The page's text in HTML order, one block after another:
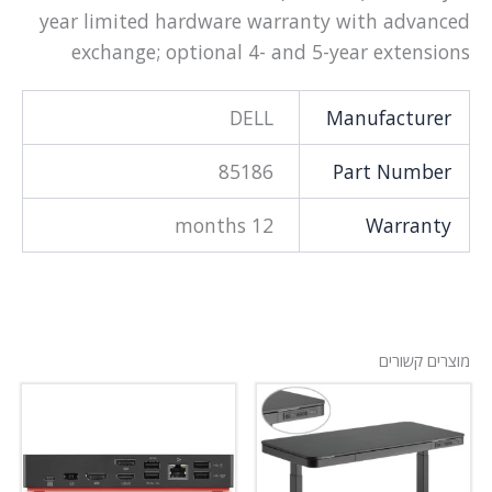
year limited hardware warranty with advanced
exchange; optional 4- and 5-year extensions
Manufacturer
DELL
Part Number
85186
Warranty
12 months
מוצרים קשורים